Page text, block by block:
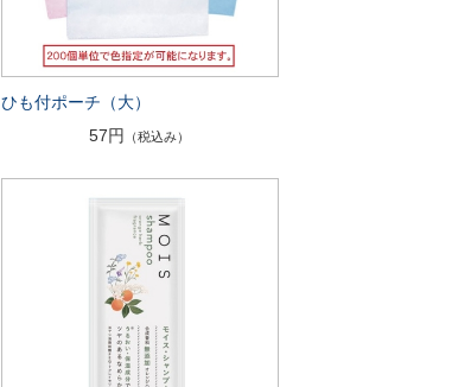
ひも付ポーチ（大）
57円
（税込み）